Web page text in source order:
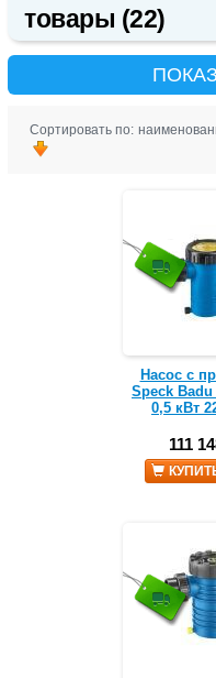
товары (22)
Сортировать по:
Насос с
Speck
0,5 кВт
111